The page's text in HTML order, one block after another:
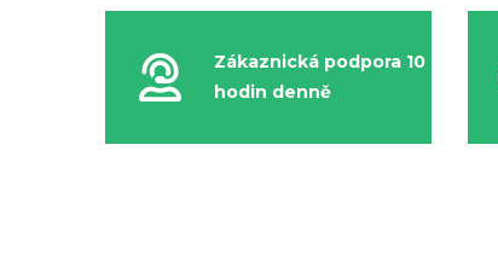
Zákaznická podpora 10
hodin denně